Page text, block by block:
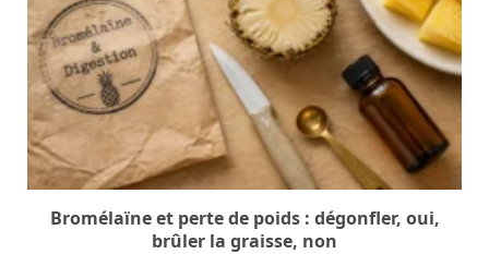
Bromélaïne et perte de poids : dégonfler, oui,
brûler la graisse, non